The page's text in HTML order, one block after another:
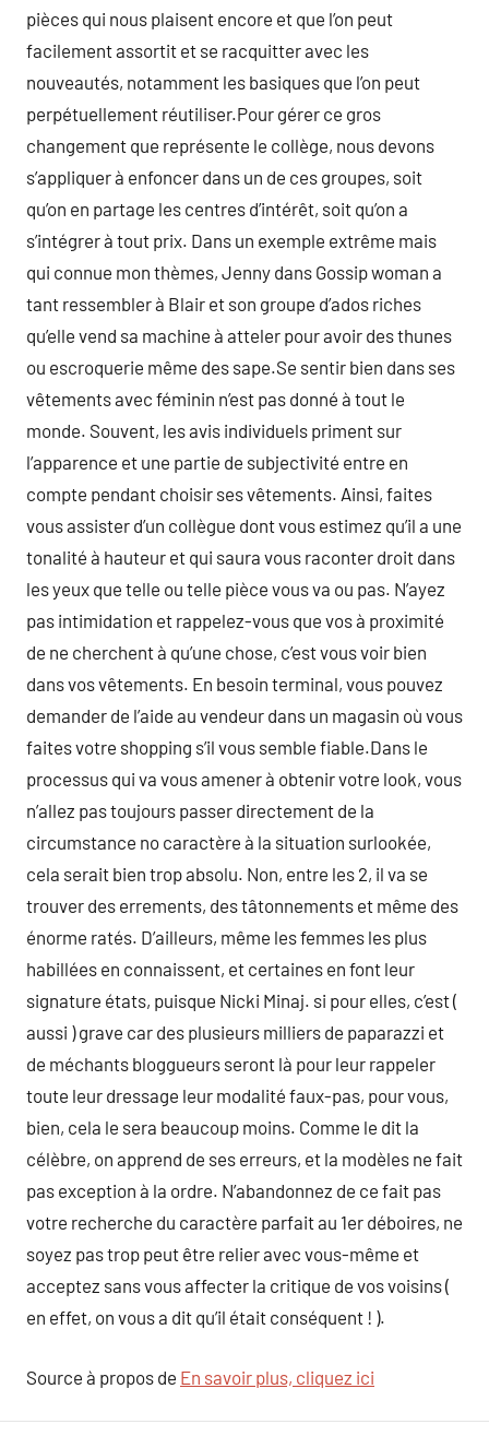
pièces qui nous plaisent encore et que l’on peut
facilement assortit et se racquitter avec les
nouveautés, notamment les basiques que l’on peut
perpétuellement réutiliser.Pour gérer ce gros
changement que représente le collège, nous devons
s’appliquer à enfoncer dans un de ces groupes, soit
qu’on en partage les centres d’intérêt, soit qu’on a
s’intégrer à tout prix. Dans un exemple extrême mais
qui connue mon thèmes, Jenny dans Gossip woman a
tant ressembler à Blair et son groupe d’ados riches
qu’elle vend sa machine à atteler pour avoir des thunes
ou escroquerie même des sape.Se sentir bien dans ses
vêtements avec féminin n’est pas donné à tout le
monde. Souvent, les avis individuels priment sur
l’apparence et une partie de subjectivité entre en
compte pendant choisir ses vêtements. Ainsi, faites
vous assister d’un collègue dont vous estimez qu’il a une
tonalité à hauteur et qui saura vous raconter droit dans
les yeux que telle ou telle pièce vous va ou pas. N’ayez
pas intimidation et rappelez-vous que vos à proximité
de ne cherchent à qu’une chose, c’est vous voir bien
dans vos vêtements. En besoin terminal, vous pouvez
demander de l’aide au vendeur dans un magasin où vous
faites votre shopping s’il vous semble fiable.Dans le
processus qui va vous amener à obtenir votre look, vous
n’allez pas toujours passer directement de la
circumstance no caractère à la situation surlookée,
cela serait bien trop absolu. Non, entre les 2, il va se
trouver des errements, des tâtonnements et même des
énorme ratés. D’ailleurs, même les femmes les plus
habillées en connaissent, et certaines en font leur
signature états, puisque Nicki Minaj. si pour elles, c’est (
aussi ) grave car des plusieurs milliers de paparazzi et
de méchants bloggueurs seront là pour leur rappeler
toute leur dressage leur modalité faux-pas, pour vous,
bien, cela le sera beaucoup moins. Comme le dit la
célèbre, on apprend de ses erreurs, et la modèles ne fait
pas exception à la ordre. N’abandonnez de ce fait pas
votre recherche du caractère parfait au 1er déboires, ne
soyez pas trop peut être relier avec vous-même et
acceptez sans vous affecter la critique de vos voisins (
en effet, on vous a dit qu’il était conséquent ! ).
Source à propos de En savoir plus, cliquez ici